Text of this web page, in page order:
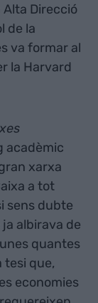
Alta Direcció
de la
va formar al
la Harvard
acadèmic
xarxa
a tot
sens dubte
albirava de
quantes
tesi que,
economies